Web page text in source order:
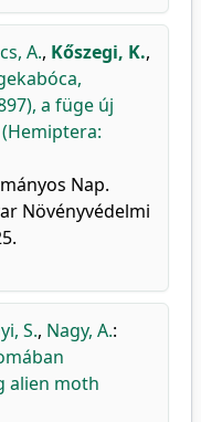
A., Kőszegi, K.,
a füge új
Nap.
Növényvédelmi
S., Nagy, A.:
alien moth